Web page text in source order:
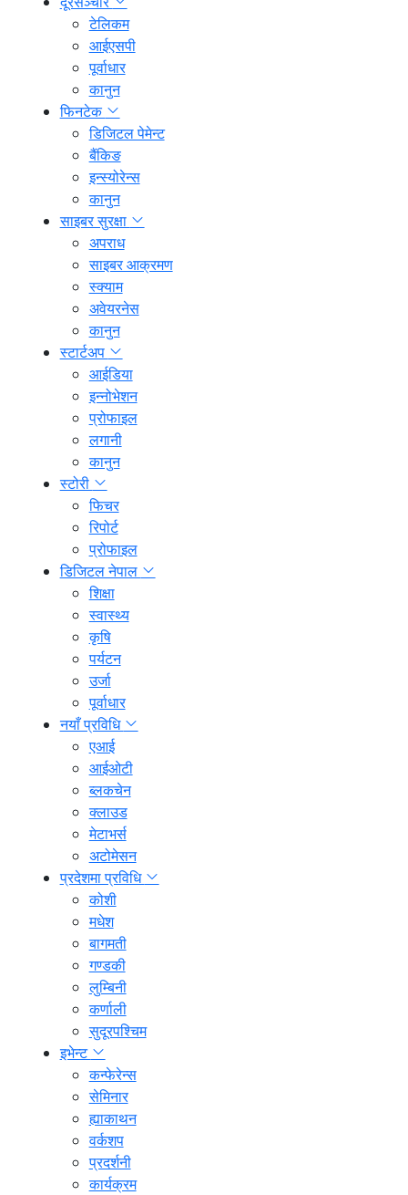
टेलिकम
आईएसपी
पूर्वाधार
कानुन
फिनटेक
डिजिटल पेमेन्ट
बैंकिङ
इन्स्योरेन्स
कानुन
साइबर सुरक्षा
अपराध
साइबर आक्रमण
स्क्याम
अवेयरनेस
कानुन
स्टार्टअप
आईडिया
इन्नोभेशन
प्रोफाइल
लगानी
कानुन
स्टोरी
फिचर
रिपोर्ट
प्रोफाइल
डिजिटल नेपाल
शिक्षा
स्वास्थ्य
कृषि
पर्यटन
उर्जा
पूर्वाधार
नयाँ प्रविधि
एआई
आईओटी
ब्लकचेन
क्लाउड
मेटाभर्स
अटोमेसन
प्रदेशमा प्रविधि
कोशी
मधेश
बागमती
गण्डकी
लुम्बिनी
कर्णाली
सुदूरपश्चिम
इभेन्ट
कन्फेरेन्स
सेमिनार
ह्याकाथन
वर्कशप
प्रदर्शनी
कार्यक्रम